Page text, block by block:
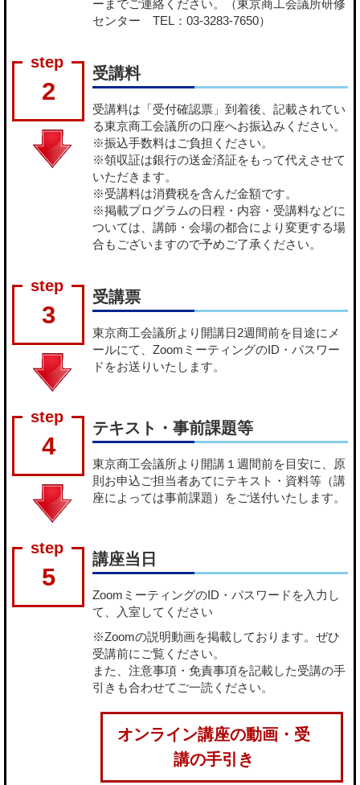
ーまでご連絡ください。（東京商工会議所研修
センター TEL：03-3283-7650）
2
受講料
受講料は「受付確認票」到着後、記載されてい
る東京商工会議所の口座へお振込みください。
※振込手数料はご負担ください。
※領収証は銀行の送金済証をもって代えさせて
いただきます。
※受講料は消費税を含んだ金額です。
※掲載プログラムの日程・内容・受講料などに
ついては、講師・会場の都合により変更する場
合もございますので予めご了承ください。
3
受講票
東京商工会議所より開講日2週間前を目途にメ
ールにて、ZoomミーティングのID・パスワー
ドをお送りいたします。
4
テキスト・事前課題等
東京商工会議所より開講１週間前を目安に、原
則お申込ご担当者あてにテキスト・資料等（講
座によっては事前課題）をご送付いたします。
5
講座当日
ZoomミーティングのID・パスワードを入力し
て、入室してください
※Zoomの説明動画を掲載しております。ぜひ
受講前にご覧ください。
また、注意事項・免責事項を記載した受講の手
引きも合わせてご一読ください。
オンライン講座の動画・受
講の手引き